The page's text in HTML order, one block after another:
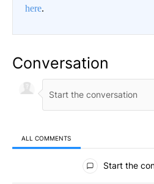
here.
Conversation
ALL COMMENTS
All Comments
Start the